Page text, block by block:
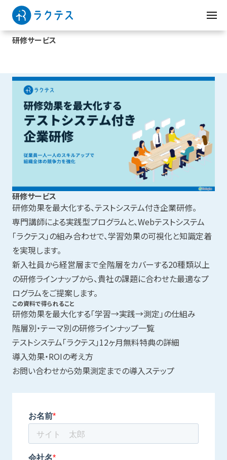
研修サービス
研修サービス
研修効果を最大化する、テストシステム付き企業研修。
専門講師による実践型プログラムと、Webテストシステム
「ラクテス」の組み合わせで、学習効果の可視化と知識定着
を実現します。
新入社員から経営層まで全階層をカバーする20種類以上
の研修ラインナップから、貴社の課題に合わせた最適なプ
ログラムをご提案します。
この資料で得られること
研修効果を最大化する「学習→実践→測定」の仕組み
階層別・テーマ別の研修ラインナップ一覧
テストシステム「ラクテス」12ヶ月無料特典の詳細
導入効果・ROIの考え方
お問い合わせから効果測定までの導入ステップ